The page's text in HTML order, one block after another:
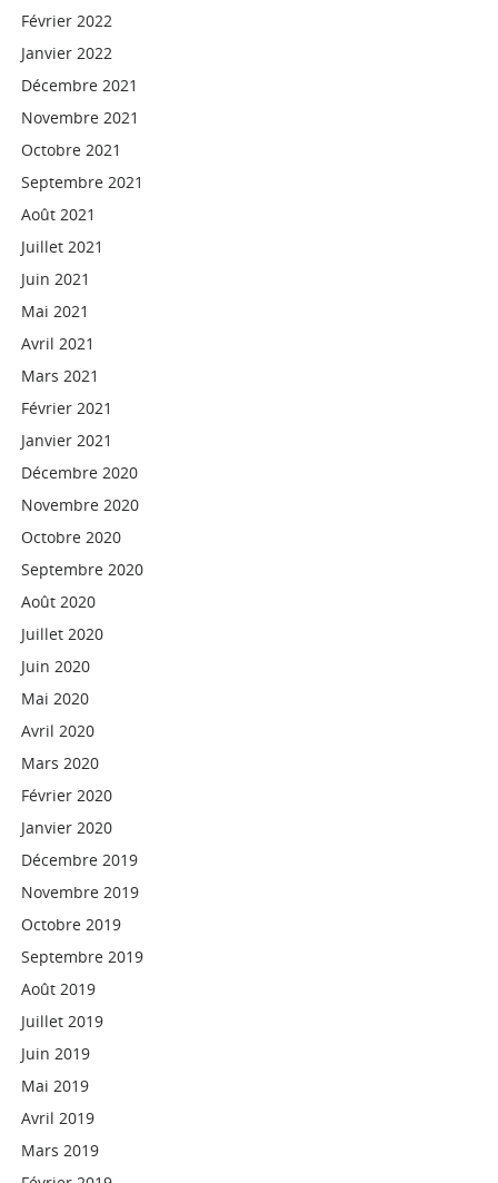
Février 2022
Janvier 2022
Décembre 2021
Novembre 2021
Octobre 2021
Septembre 2021
Août 2021
Juillet 2021
Juin 2021
Mai 2021
Avril 2021
Mars 2021
Février 2021
Janvier 2021
Décembre 2020
Novembre 2020
Octobre 2020
Septembre 2020
Août 2020
Juillet 2020
Juin 2020
Mai 2020
Avril 2020
Mars 2020
Février 2020
Janvier 2020
Décembre 2019
Novembre 2019
Octobre 2019
Septembre 2019
Août 2019
Juillet 2019
Juin 2019
Mai 2019
Avril 2019
Mars 2019